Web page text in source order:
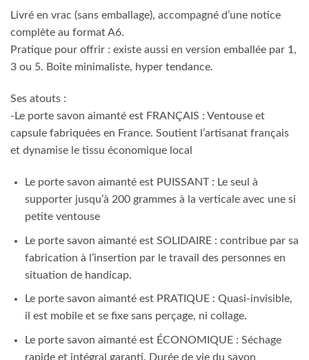
Livré en vrac (sans emballage), accompagné d’une notice
complète au format A6.
Pratique pour offrir : existe aussi en version emballée par 1,
3 ou 5. Boîte minimaliste, hyper tendance.
Ses atouts :
-Le porte savon aimanté est FRANÇAIS : Ventouse et
capsule fabriquées en France. Soutient l’artisanat français
et dynamise le tissu économique local
Le porte savon aimanté est PUISSANT : Le seul à
supporter jusqu’à 200 grammes à la verticale avec une si
petite ventouse
Le porte savon aimanté est SOLIDAIRE : contribue par sa
fabrication à l’insertion par le travail des personnes en
situation de handicap.
Le porte savon aimanté est PRATIQUE : Quasi-invisible,
il est mobile et se fixe sans perçage, ni collage.
Le porte savon aimanté est ÉCONOMIQUE : Séchage
rapide et intégral garanti. Durée de vie du savon